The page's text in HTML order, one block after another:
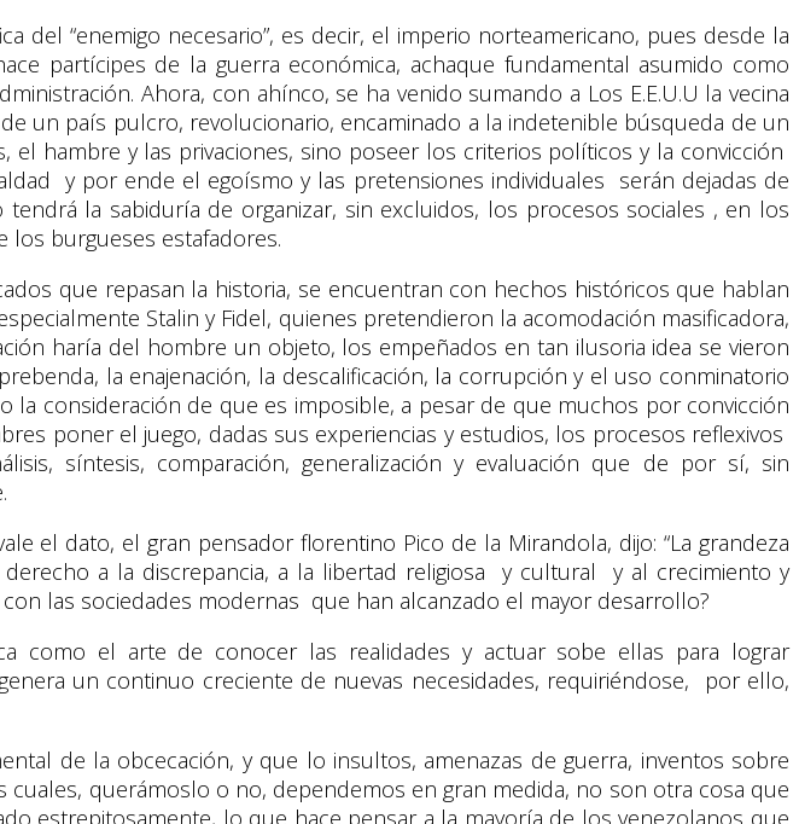
“enemigo necesario”, es decir, el imperio norteamericano, pues desde la
partícipes de la guerra económica, achaque fundamental asumido como
Ahora, con ahínco, se ha venido sumando a Los E.E.U.U la vecina
un país pulcro, revolucionario, encaminado a la indetenible búsqueda de un
hambre y las privaciones, sino poseer los criterios políticos y la convicción
y por ende el egoísmo y las pretensiones individuales serán dejadas de
la sabiduría de organizar, sin excluidos, los procesos sociales , en los
los burgueses estafadores.
que repasan la historia, se encuentran con hechos históricos que hablan
Stalin y Fidel, quienes pretendieron la acomodación masificadora,
haría del hombre un objeto, los empeñados en tan ilusoria idea se vieron
la enajenación, la descalificación, la corrupción y el uso conminatorio
consideración de que es imposible, a pesar de que muchos por convicción
poner el juego, dadas sus experiencias y estudios, los procesos reflexivos
síntesis, comparación, generalización y evaluación que de por sí, sin
el dato, el gran pensador florentino Pico de la Mirandola, dijo: “La grandeza
a la discrepancia, a la libertad religiosa y cultural y al crecimiento y
las sociedades modernas que han alcanzado el mayor desarrollo?
como el arte de conocer las realidades y actuar sobe ellas para lograr
un continuo creciente de nuevas necesidades, requiriéndose, por ello,
de la obcecación, y que lo insultos, amenazas de guerra, inventos sobre
querámoslo o no, dependemos en gran medida, no son otra cosa que
estrepitosamente, lo que hace pensar a la mayoría de los venezolanos que